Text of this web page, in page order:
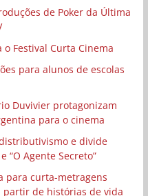
de Poker da Última
Festival Curta Cinema
para alunos de escolas
Duvivier protagonizam
para o cinema
e divide
“O Agente Secreto”
para curta-metragens
partir de histórias de vida